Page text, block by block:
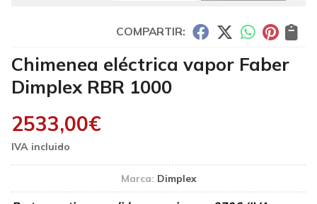
COMPARTIR:
Chimenea eléctrica vapor Faber
Dimplex RBR 1000
2533,00€
Marca: Dimplex